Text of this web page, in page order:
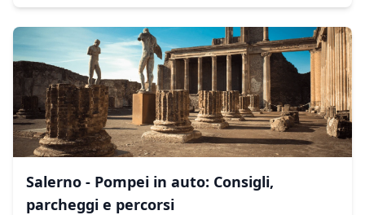
Salerno - Pompei in auto: Consigli,
parcheggi e percorsi